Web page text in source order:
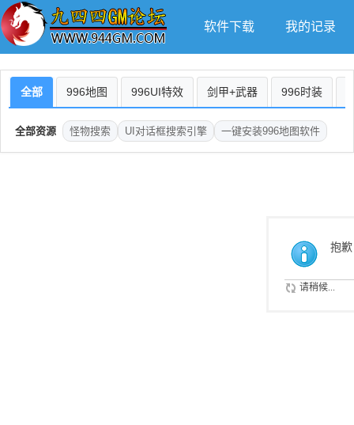
软件下载 我的记录
全部 996地图 996UI特效 剑甲+武器 996时装
全部资源 怪物搜索 UI对话框搜索引擎 一键安装996地图软件
抱
请稍候...